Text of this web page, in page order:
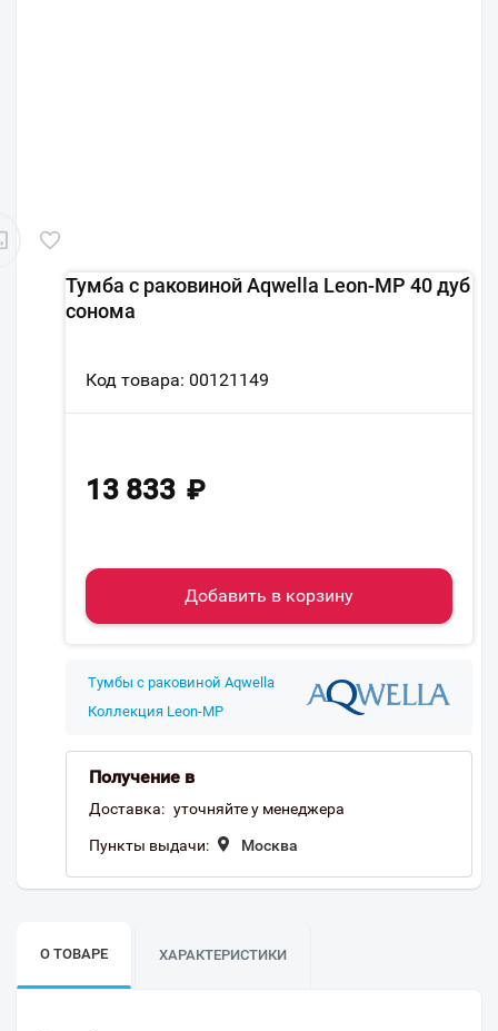
Тумба с раковиной Aqwella Leon-MP 40 дуб
сонома
Код товара: 00121149
13 833 ₽
Добавить в корзину
Тумбы с раковиной Aqwella
Коллекция Leon-MP
Получение в
Доставка: уточняйте у менеджера
Пункты выдачи: Москва
О ТОВАРЕ ХАРАКТЕРИСТИКИ